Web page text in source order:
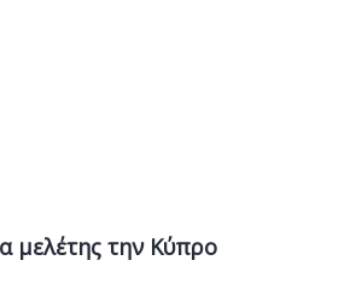
μελέτης την Κύπρο